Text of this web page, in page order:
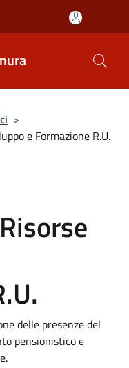
>
e Formazione R.U.
delle presenze del
pensionistico e